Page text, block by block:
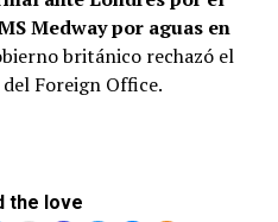
Medway por aguas en
británico rechazó el
Foreign Office.
the love